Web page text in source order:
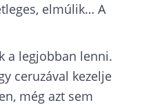
elmúlik… A
a legjobban lenni.
ceruzával kezelje
még azt sem